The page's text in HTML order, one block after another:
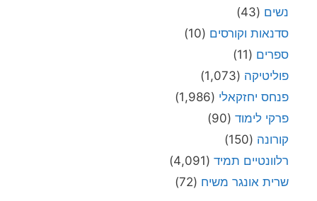
נשים (43)
סדנאות וקורסים (10)
ספרים (11)
פוליטיקה (1,073)
פנחס יחזקאלי (1,986)
פרקי לימוד (90)
קורונה (150)
רלוונטיים תמיד (4,091)
שרית אונגר משיח (72)